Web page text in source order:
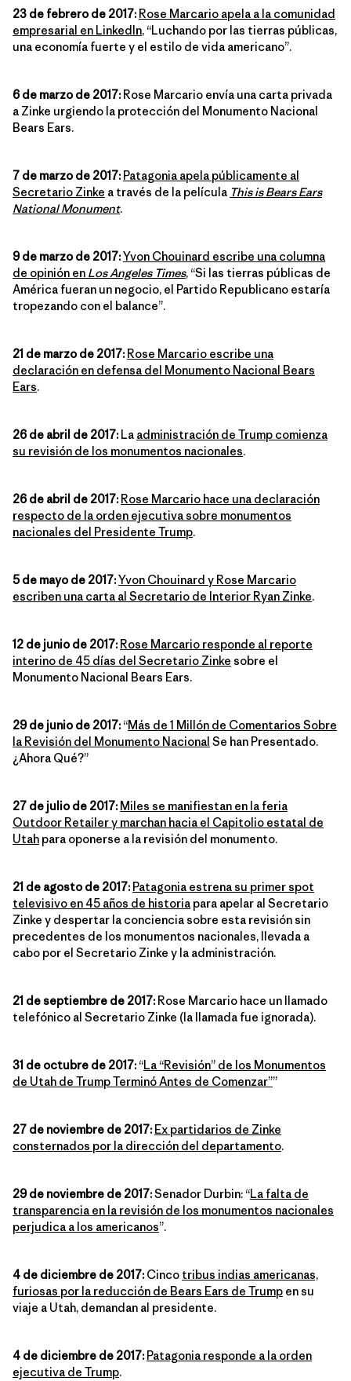
23 de febrero de 2017: Rose Marcario apela a la comunidad
empresarial en LinkedIn, “Luchando por las tierras públicas,
una economía fuerte y el estilo de vida americano”.
6 de marzo de 2017: Rose Marcario envía una carta privada
a Zinke urgiendo la protección del Monumento Nacional
Bears Ears.
7 de marzo de 2017: Patagonia apela públicamente al
Secretario Zinke a través de la película This is Bears Ears
National Monument.
9 de marzo de 2017:Yvon Chouinard escribe una columna
de opinión en Los Angeles Times, “Si las tierras públicas de
América fueran un negocio, el Partido Republicano estaría
tropezando con el balance”.
21 de marzo de 2017: Rose Marcario escribe una
declaración en defensa del Monumento Nacional Bears
Ears.
26 de abril de 2017: La administración de Trump comienza
su revisión de los monumentos nacionales.
26 de abril de 2017: Rose Marcario hace una declaración
respecto de la orden ejecutiva sobre monumentos
nacionales del Presidente Trump.
5 de mayo de 2017:Yvon Chouinard y Rose Marcario
escriben una carta al Secretario de Interior Ryan Zinke.
12 de junio de 2017: Rose Marcario responde al reporte
interino de 45 días del Secretario Zinke sobre el
Monumento Nacional Bears Ears.
29 de junio de 2017: “Más de 1 Millón de Comentarios Sobre
la Revisión del Monumento Nacional Se han Presentado.
¿Ahora Qué?”
27 de julio de 2017: Miles se manifiestan en la feria
Outdoor Retailer y marchan hacia el Capitolio estatal de
Utah para oponerse a la revisión del monumento.
21 de agosto de 2017: Patagonia estrena su primer spot
televisivo en 45 años de historia para apelar al Secretario
Zinke y despertar la conciencia sobre esta revisión sin
precedentes de los monumentos nacionales, llevada a
cabo por el Secretario Zinke y la administración.
21 de septiembre de 2017: Rose Marcario hace un llamado
telefónico al Secretario Zinke (la llamada fue ignorada).
31 de octubre de 2017: “La “Revisión” de los Monumentos
de Utah de Trump Terminó Antes de Comenzar””
27 de noviembre de 2017: Ex partidarios de Zinke
consternados por la dirección del departamento.
29 de noviembre de 2017:Senador Durbin: “La falta de
transparencia en la revisión de los monumentos nacionales
perjudica a los americanos”.
4 de diciembre de 2017: Cinco tribus indias americanas,
furiosas por la reducción de Bears Ears de Trump en su
viaje a Utah, demandan al presidente.
4 de diciembre de 2017: Patagonia responde a la orden
ejecutiva de Trump.